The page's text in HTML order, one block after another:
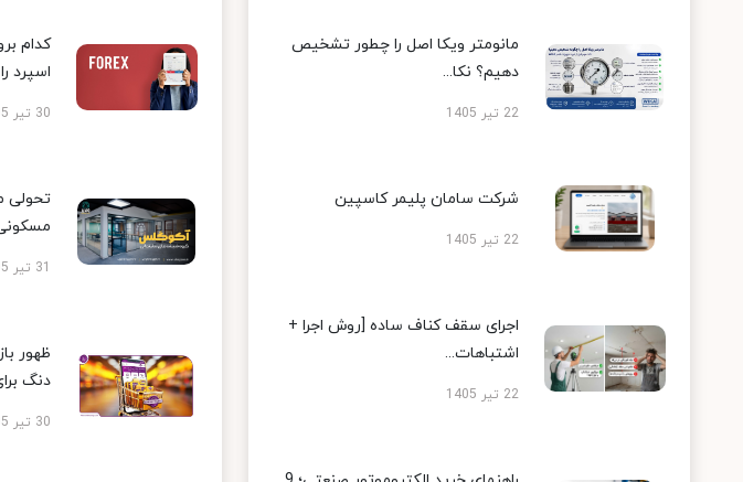
مانومتر ویکا اصل را چطور تشخیص
دهیم؟ نکا...
22 تیر 1405
شرکت سامان پلیمر کاسپین
22 تیر 1405
اجرای سقف کناف ساده [روش اجرا +
اشتباهات...
22 تیر 1405
کدام
اسپرد
30 تیر 1405
تحولی
31 تیر 1405
ظهور
دنگ
30 تیر 1405